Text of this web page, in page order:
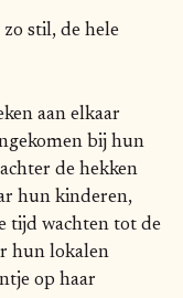
zo stil, de hele
aan elkaar
bij hun
de hekken
hun kinderen,
tijd wachten tot de
hun lokalen
op haar